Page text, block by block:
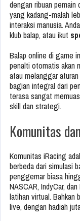
dengan ribuan pemain
yang kadang-malah
interaksi manusia.
klub balap, atau ikut
Balap online di game
penalti otomatis akan
atau melanggar
bagian integral dari
terasa sangat
skill dan strategi.
Komunitas
Komunitas iRacing
berbeda dari simulasi
penggemar biasa
NASCAR, IndyCar,
latihan virtual. Bahkan
live, dengan hadiah